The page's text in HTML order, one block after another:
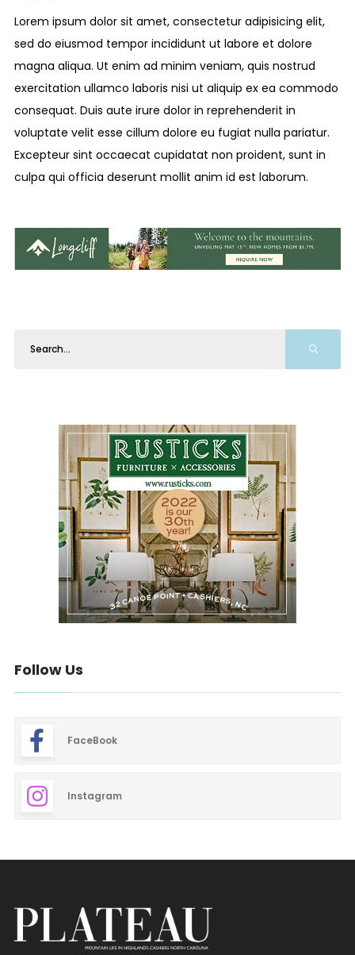
Lorem ipsum dolor sit amet, consectetur adipisicing elit,
sed do eiusmod tempor incididunt ut labore et dolore
magna aliqua. Ut enim ad minim veniam, quis nostrud
exercitation ullamco laboris nisi ut aliquip ex ea commodo
consequat. Duis aute irure dolor in reprehenderit in
voluptate velit esse cillum dolore eu fugiat nulla pariatur.
Excepteur sint occaecat cupidatat non proident, sunt in
culpa qui officia deserunt mollit anim id est laborum.
Follow Us
FaceBook
Instagram